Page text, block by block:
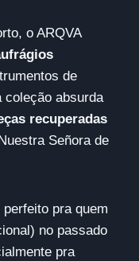
o ARQVA
de
coleção absurda
recuperadas
Señora de
pra quem
no passado
pra